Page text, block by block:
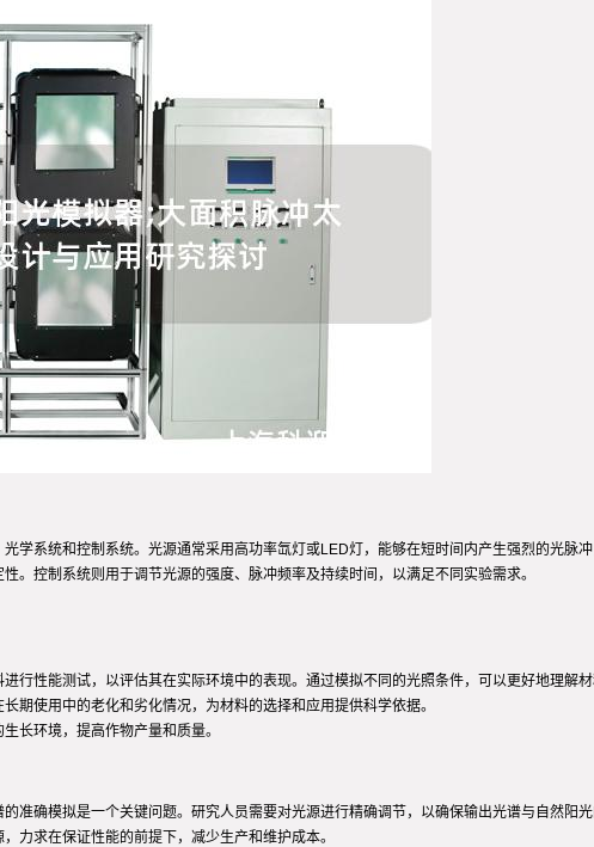
系统和控制系统。光源通常采用高功率氙灯或LED灯，能够在短时间内产生强烈的光脉冲
控制系统则用于调节光源的强度、脉冲频率及持续时间，以满足不同实验需求。
性能测试，以评估其在实际环境中的表现。通过模拟不同的光照条件，可以更好地理解材
期使用中的老化和劣化情况，为材料的选择和应用提供科学依据。
长环境，提高作物产量和质量。
确模拟是一个关键问题。研究人员需要对光源进行精确调节，以确保输出光谱与自然阳光
力求在保证性能的前提下，减少生产和维护成本。